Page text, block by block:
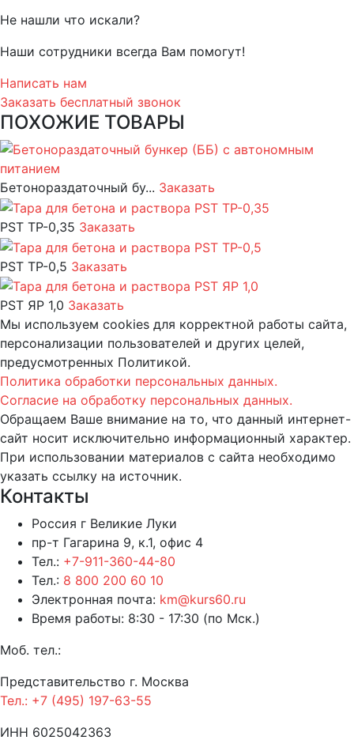
Не нашли что искали?
Наши сотрудники всегда Вам помогут!
Написать нам
Заказать бесплатный звонок
ПОХОЖИЕ ТОВАРЫ
Бетонораздаточный бу... Заказать
PST ТР-0,35 Заказать
PST ТР-0,5 Заказать
PST ЯР 1,0 Заказать
Мы используем cookies для корректной работы сайта,
персонализации пользователей и других целей,
предусмотренных Политикой.
Политика обработки персональных данных.
Согласие на обработку персональных данных.
Обращаем Ваше внимание на то, что данный интернет-
сайт носит исключительно информационный характер.
При использовании материалов c сайта необходимо
указать ссылку на источник.
Контакты
Россия г Великие Луки
пр-т Гагарина 9, к.1, офис 4
Тел.: +7-911-360-44-80
Тел.: 8 800 200 60 10
Электронная почта: km@kurs60.ru
Время работы: 8:30 - 17:30 (по Мск.)
Моб. тел.:
Представительство г. Москва
Тел.: +7 (495) 197-63-55
ИНН 6025042363